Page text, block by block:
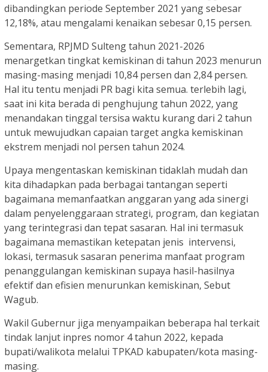
dibandingkan periode September 2021 yang sebesar
12,18%, atau mengalami kenaikan sebesar 0,15 persen.
Sementara, RPJMD Sulteng tahun 2021-2026
menargetkan tingkat kemiskinan di tahun 2023 menurun
masing-masing menjadi 10,84 persen dan 2,84 persen.
Hal itu tentu menjadi PR bagi kita semua. terlebih lagi,
saat ini kita berada di penghujung tahun 2022, yang
menandakan tinggal tersisa waktu kurang dari 2 tahun
untuk mewujudkan capaian target angka kemiskinan
ekstrem menjadi nol persen tahun 2024.
Upaya mengentaskan kemiskinan tidaklah mudah dan
kita dihadapkan pada berbagai tantangan seperti
bagaimana memanfaatkan anggaran yang ada sinergi
dalam penyelenggaraan strategi, program, dan kegiatan
yang terintegrasi dan tepat sasaran. Hal ini termasuk
bagaimana memastikan ketepatan jenis intervensi,
lokasi, termasuk sasaran penerima manfaat program
penanggulangan kemiskinan supaya hasil-hasilnya
efektif dan efisien menurunkan kemiskinan, Sebut
Wagub.
Wakil Gubernur jiga menyampaikan beberapa hal terkait
tindak lanjut inpres nomor 4 tahun 2022, kepada
bupati/walikota melalui TPKAD kabupaten/kota masing-
masing.